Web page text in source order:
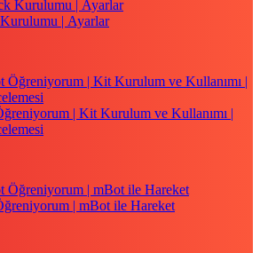
| Ayarlar
| Kit Kurulum ve Kullanımı |
| mBot ile Hareket